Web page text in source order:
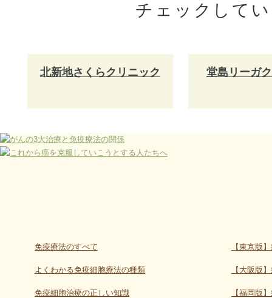
チェックして
北新地さくらクリニック 堂島リーガ
免疫療法のすべて
よくわかる免疫細胞療法の種類
免疫細胞治療の正しい知識
【東京版
【大阪版
【福岡版